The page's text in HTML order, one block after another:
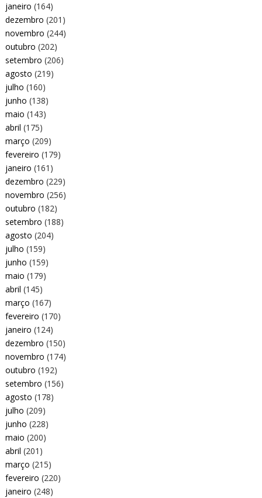
janeiro (164)
dezembro (201)
novembro (244)
outubro (202)
setembro (206)
agosto (219)
julho (160)
junho (138)
maio (143)
abril (175)
março (209)
fevereiro (179)
janeiro (161)
dezembro (229)
novembro (256)
outubro (182)
setembro (188)
agosto (204)
julho (159)
junho (159)
maio (179)
abril (145)
março (167)
fevereiro (170)
janeiro (124)
dezembro (150)
novembro (174)
outubro (192)
setembro (156)
agosto (178)
julho (209)
junho (228)
maio (200)
abril (201)
março (215)
fevereiro (220)
janeiro (248)